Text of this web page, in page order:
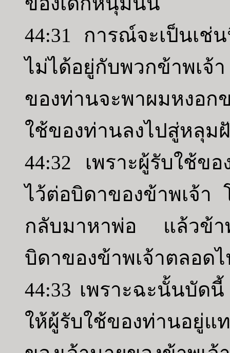
44:31 การณ์จะเป็นเช่
ไม่ได้อยู่กับพวกข้าพเจ้
ของท่านจะพาผมหงอก
ใช้ของท่านลงไปสู่หลุม
44:32 เพราะผู้รับใช้ข
ไว้ต่อบิดาของข้าพเจ้า
กลับมาหาพ่อ แล้วข้า
บิดาของข้าพเจ้าตลอดไ
44:33 เพราะฉะนั้นบัด
ให้ผู้รับใช้ของท่านอยู่แ